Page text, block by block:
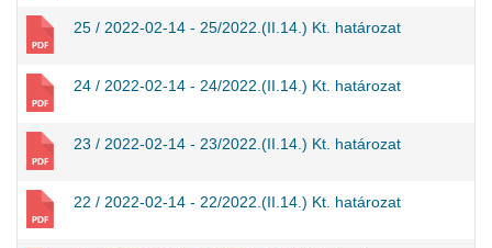
25 / 2022-02-14 - 25/2022.(II.14.) Kt. határozat
24 / 2022-02-14 - 24/2022.(II.14.) Kt. határozat
23 / 2022-02-14 - 23/2022.(II.14.) Kt. határozat
22 / 2022-02-14 - 22/2022.(II.14.) Kt. határozat